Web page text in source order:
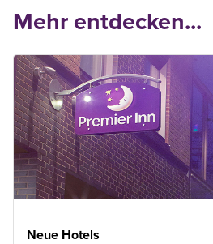
Mehr entdecken...
Neue Hotels